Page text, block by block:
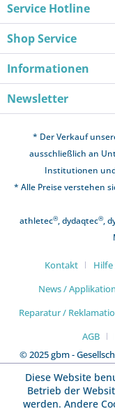
Service Hotline
Shop Service
Informationen
Newsletter
* Der Verkauf
ausschließlich an
Institutionen und
* Alle Preise verstehen
athletec®, dydaqtec®,
Kontakt
News /
Reparatur /
AGB
© 2025 gbm -
Diese Website
Betrieb der
werden. Andere